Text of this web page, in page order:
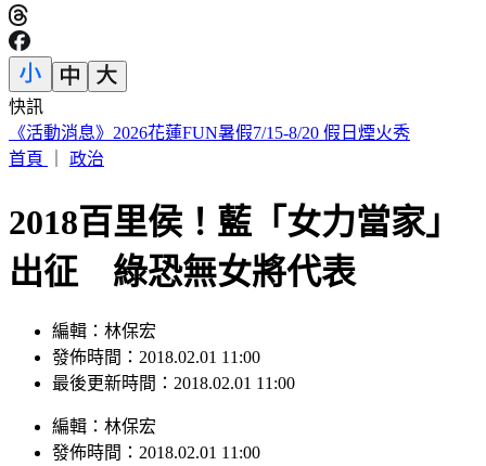
快訊
SBS歌謠大戰／3大女團合體重唱BLACKPINK神曲
首頁
政治
2018百里侯！藍「女力當家」
出征 綠恐無女將代表
編輯：林保宏
發佈時間：2018.02.01 11:00
最後更新時間：2018.02.01 11:00
編輯 ： 林保宏
發佈時間： 2018.02.01 11:00